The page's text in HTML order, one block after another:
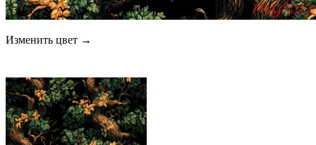
Изменить цвет →